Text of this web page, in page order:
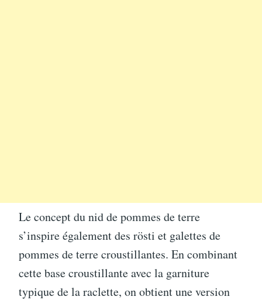
Le concept du nid de pommes de terre
s’inspire également des rösti et galettes de
pommes de terre croustillantes. En combinant
cette base croustillante avec la garniture
typique de la raclette, on obtient une version